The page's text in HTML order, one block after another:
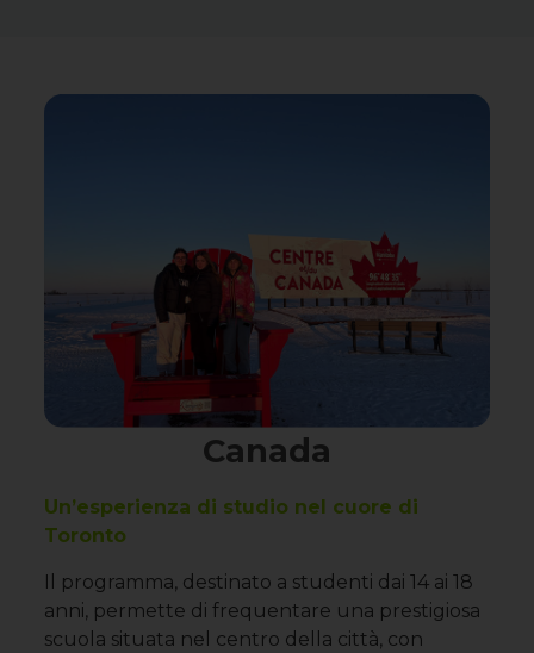
Canada
Un’esperienza di studio nel cuore di
Toronto
Il programma, destinato a studenti dai 14 ai 18
anni, permette di frequentare una prestigiosa
scuola situata nel centro della città, con